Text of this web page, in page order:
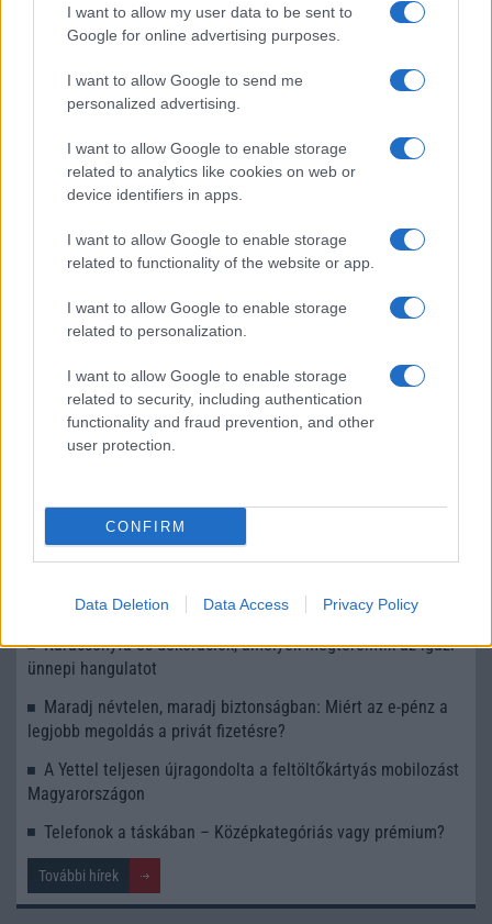
I want to allow my user data to be sent to
Google for online advertising purposes.
I want to allow Google to send me
personalized advertising.
I want to allow Google to enable storage
related to analytics like cookies on web or
device identifiers in apps.
I want to allow Google to enable storage
related to functionality of the website or app.
I want to allow Google to enable storage
related to personalization.
I want to allow Google to enable storage
related to security, including authentication
functionality and fraud prevention, and other
user protection.
CONFIRM
Data Deletion Data Access Privacy Policy
Sok felhasználó külön alkalmazásokra esküszik, pedig az
Android már évek óta olyan intelligens funkciókat kínál,
Ez a rejtett Samsung funkció teljesen
megváltoztatja a mobilhasználatot –
sokan mégsem tudnak róla
2026.07.12| Android Central
Az Edge Panel az egyik leghasznosabb funkció, amely
jelentősen felgyorsítja a mindennapi használatot,
miközben a Pixel telefonokból továbbra is hiányzik.
KAPCSOLÓDÓ HÍREK
Középkategóriában 144 Hz-es kijelző: megjelent a
Akciós az Ortur Laser Master 3 lézergravírozó
GTA 5 mobilon 2026-ban: Miért vonzza még mindig a
játékosokat?
A telefonodban van kalkulátor, de vajon mire elég?
Karácsonyfa és dekorációk, amelyek megteremtik az igazi
ünnepi hangulatot
Maradj névtelen, maradj biztonságban: Miért az e-pénz a
legjobb megoldás a privát fizetésre?
A Yettel teljesen újragondolta a feltöltőkártyás mobilozást
Magyarországon
Telefonok a táskában – Középkategóriás vagy prémium?
További hírek